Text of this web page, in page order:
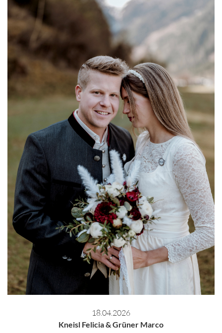
18.04.2026
Kneisl Felicia & Grüner Marco